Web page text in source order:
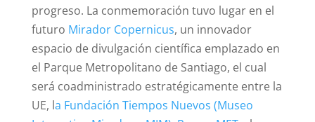
progreso. La conmemoración tuvo lugar en el
futuro Mirador Copernicus, un innovador
espacio de divulgación científica emplazado en
el Parque Metropolitano de Santiago, el cual
será coadministrado estratégicamente entre la
UE, la Fundación Tiempos Nuevos (Museo